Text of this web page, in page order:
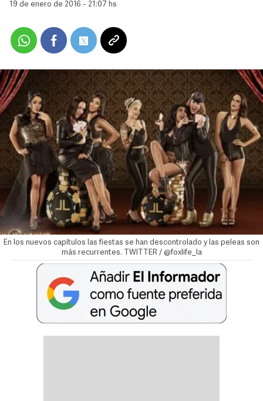
19 de enero de 2016 - 21:07 hs
En los nuevos capítulos las fiestas se han descontrolado y las peleas son
más recurrentes. TWITTER / @foxlife_la